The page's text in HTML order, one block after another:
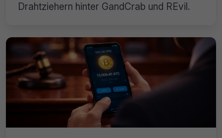
Drahtziehern hinter GandCrab und REvil.